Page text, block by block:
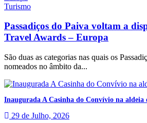
Turismo
Passadiços do Paiva voltam a
Travel Awards – Europa
São duas as categorias nas quais os
nomeados no âmbito da...
Inaugurada A Casinha do Convívio na
29 de Julho, 2026